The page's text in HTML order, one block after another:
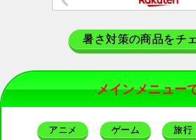
暑さ対策の商品をチ
メインメニュー
アニメ ゲーム 旅行